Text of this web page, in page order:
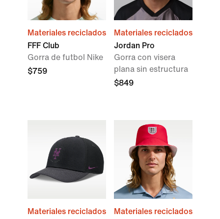
Materiales reciclados
FFF Club
Gorra de futbol Nike
$759
Materiales reciclados
Jordan Pro
Gorra con visera
plana sin estructura
$849
Materiales reciclados
Materiales reciclados